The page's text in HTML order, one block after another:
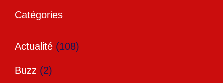
Catégories
Actualité (108)
Buzz (2)